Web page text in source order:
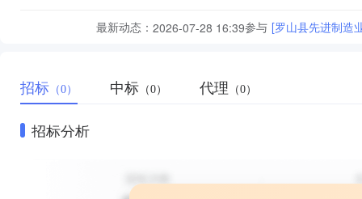
最新动态： 2026-07-28 16:39参与 [罗山县先进制造
招标 （0） 中标 （0） 代理 （0）
招标分析